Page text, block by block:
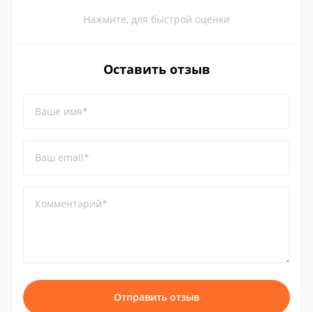
Нажмите, для быстрой оценки
Оставить отзыв
Ваше имя*
Ваш email*
Комментарий*
Отправить отзыв